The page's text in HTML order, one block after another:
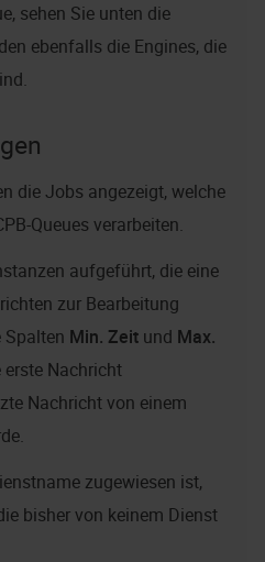
sehen Sie unten die
ebenfalls die Engines, die
die Jobs angezeigt, welche
Queues verarbeiten.
aufgeführt, die eine
zur Bearbeitung
Spalten Min. Zeit und Max.
erste Nachricht
Nachricht von einem
zugewiesen ist,
bisher von keinem Dienst